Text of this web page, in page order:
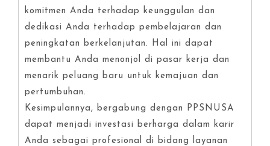
komitmen Anda terhadap keunggulan dan
dedikasi Anda terhadap pembelajaran dan
peningkatan berkelanjutan. Hal ini dapat
membantu Anda menonjol di pasar kerja dan
menarik peluang baru untuk kemajuan dan
pertumbuhan.
Kesimpulannya, bergabung dengan PPSNUSA
dapat menjadi investasi berharga dalam karir
Anda sebagai profesional di bidang layanan